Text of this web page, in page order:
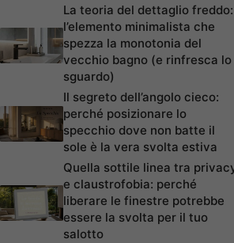
La teoria del dettaglio freddo:
l’elemento minimalista che
spezza la monotonia del
vecchio bagno (e rinfresca lo
sguardo)
Il segreto dell’angolo cieco:
perché posizionare lo
specchio dove non batte il
sole è la vera svolta estiva
Quella sottile linea tra
e claustrofobia: perché
liberare le finestre potrebbe
essere la svolta per il tuo
salotto